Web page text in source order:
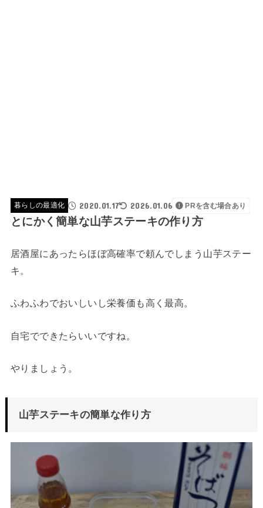
暮らしの最適化 2020.01.17 2026.01.06 PRを含む場合あり
とにかく簡単な山芋ステーキの作り方
居酒屋にあったらほぼ高確率で頼んでしまう山芋ステー
キ。
ふわふわでおいしいし栄養価も高く最高。
自宅でできたらいいですね。
やりましょう。
山芋ステーキの簡単な作り方